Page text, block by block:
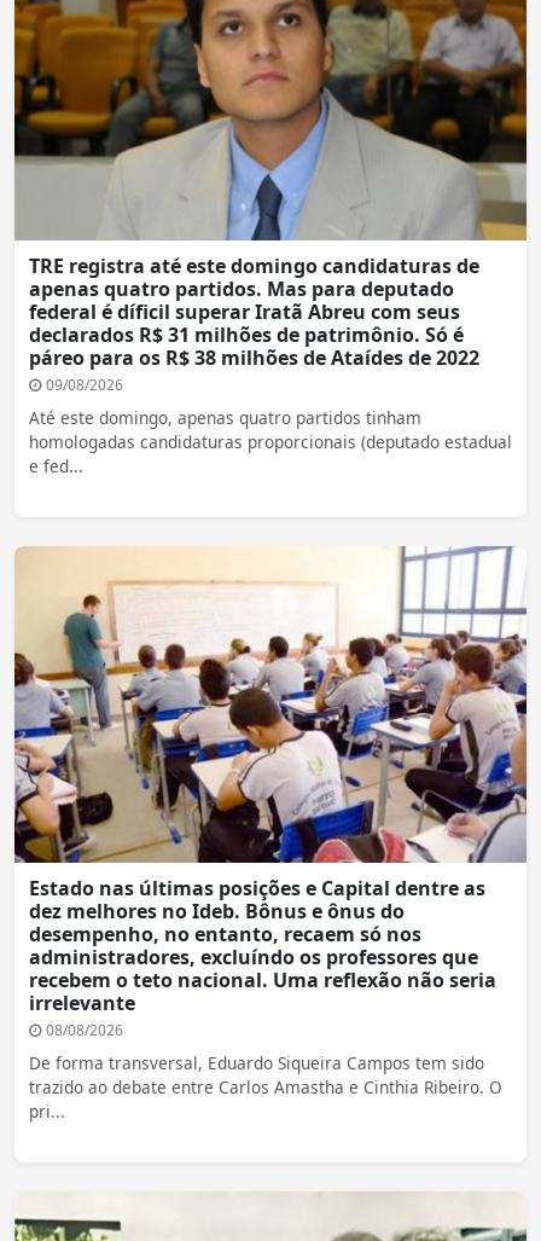
TRE registra até este domingo candidaturas de
apenas quatro partidos. Mas para deputado
federal é díficil superar Iratã Abreu com seus
declarados R$ 31 milhões de patrimônio. Só é
páreo para os R$ 38 milhões de Ataídes de 2022
09/08/2026
Até este domingo, apenas quatro partidos tinham
homologadas candidaturas proporcionais (deputado estadual
e fed...
Estado nas últimas posições e Capital dentre as
dez melhores no Ideb. Bônus e ônus do
desempenho, no entanto, recaem só nos
administradores, excluíndo os professores que
recebem o teto nacional. Uma reflexão não seria
irrelevante
08/08/2026
De forma transversal, Eduardo Siqueira Campos tem sido
trazido ao debate entre Carlos Amastha e Cinthia Ribeiro. O
pri...